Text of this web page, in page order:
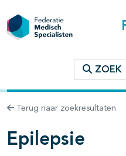
ZOEK
Terug naar zoekresultaten
Epilepsie
binnen deze richtlijn